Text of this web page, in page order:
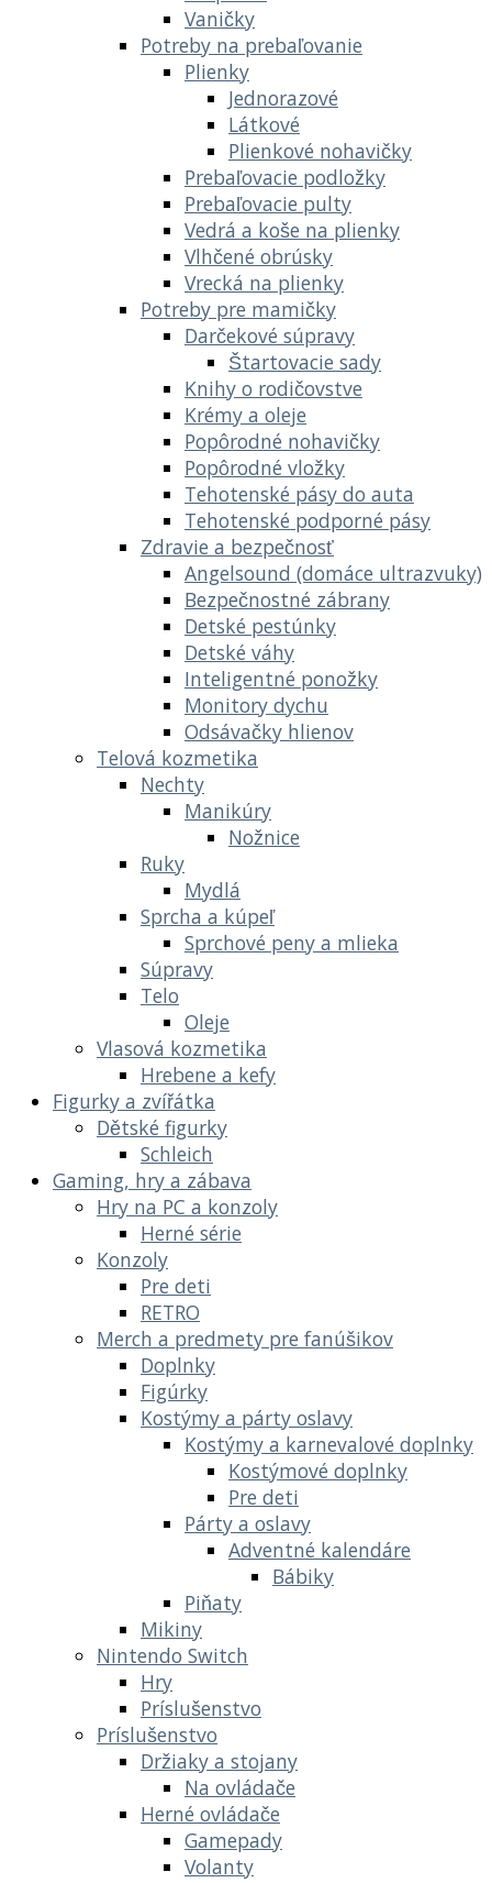
Vaničky
Potreby na prebaľovanie
Plienky
Jednorazové
Látkové
Plienkové nohavičky
Prebaľovacie podložky
Prebaľovacie pulty
Vedrá a koše na plienky
Vlhčené obrúsky
Vrecká na plienky
Potreby pre mamičky
Darčekové súpravy
Štartovacie sady
Knihy o rodičovstve
Krémy a oleje
Popôrodné nohavičky
Popôrodné vložky
Tehotenské pásy do auta
Tehotenské podporné pásy
Zdravie a bezpečnosť
Angelsound (domáce ultrazvuky)
Bezpečnostné zábrany
Detské pestúnky
Detské váhy
Inteligentné ponožky
Monitory dychu
Odsávačky hlienov
Telová kozmetika
Nechty
Manikúry
Nožnice
Ruky
Mydlá
Sprcha a kúpeľ
Sprchové peny a mlieka
Súpravy
Telo
Oleje
Vlasová kozmetika
Hrebene a kefy
Figurky a zvířátka
Dětské figurky
Schleich
Gaming, hry a zábava
Hry na PC a konzoly
Herné série
Konzoly
Pre deti
RETRO
Merch a predmety pre fanúšikov
Doplnky
Figúrky
Kostýmy a párty oslavy
Kostýmy a karnevalové doplnky
Kostýmové doplnky
Pre deti
Párty a oslavy
Adventné kalendáre
Bábiky
Piňaty
Mikiny
Nintendo Switch
Hry
Príslušenstvo
Príslušenstvo
Držiaky a stojany
Na ovládače
Herné ovládače
Gamepady
Volanty